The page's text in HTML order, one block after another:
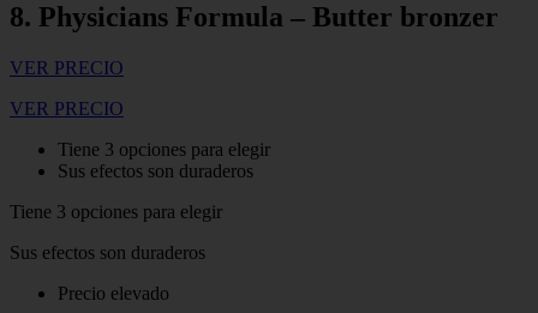
8. Physicians Formula – Butter bronzer
VER PRECIO
VER PRECIO
Tiene 3 opciones para elegir
Sus efectos son duraderos
Tiene 3 opciones para elegir
Sus efectos son duraderos
Precio elevado